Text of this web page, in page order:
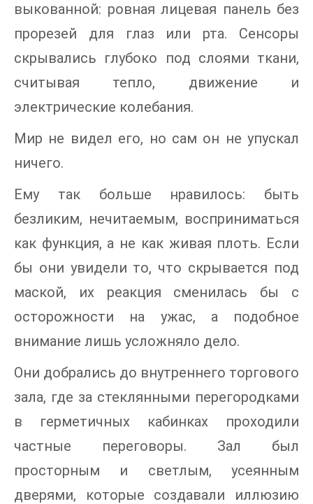
выкованной: ровная лицевая панель без
прорезей для глаз или рта. Сенсоры
скрывались глубоко под слоями ткани,
считывая тепло, движение и
электрические колебания.
Мир не видел его, но сам он не упускал
ничего.
Ему так больше нравилось: быть
безликим, нечитаемым, восприниматься
как функция, а не как живая плоть. Если
бы они увидели то, что скрывается под
маской, их реакция сменилась бы с
осторожности на ужас, а подобное
внимание лишь усложняло дело.
Они добрались до внутреннего торгового
зала, где за стеклянными перегородками
в герметичных кабинках проходили
частные переговоры. Зал был
просторным и светлым, усеянным
дверями, которые создавали иллюзию